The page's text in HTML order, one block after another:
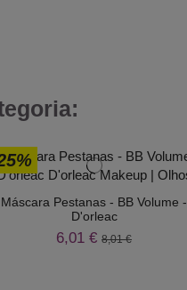
Máscara Pestanas - BB Volume -
D'orleac
6,01 €8,01 €